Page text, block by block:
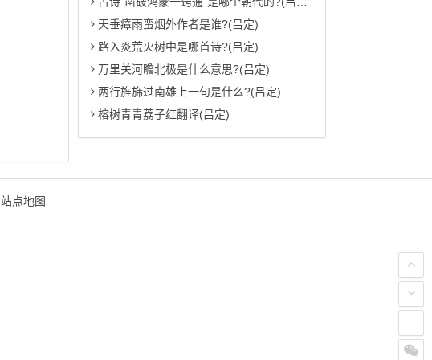
天垂瘴雨蛮烟外作者是谁?(吕定)
路入炎荒火树中是哪首诗?(吕定)
万里关河瞻北极是什么意思?(吕定)
两行旌旆过南雄上一句是什么?(吕定)
榕树青青荔子红翻译(吕定)
站点地图